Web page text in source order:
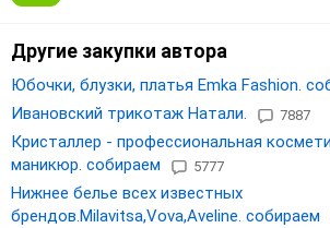
Другие закупки автора
Юбочки, блузки, платья Emka Fashion.
Ивановский трикотаж Натали. 7887
Кристаллер - профессиональная
маникюр. собираем
5777
Нижнее белье всех известных
брендов.Milavitsa,Vova,Aveline. собираем